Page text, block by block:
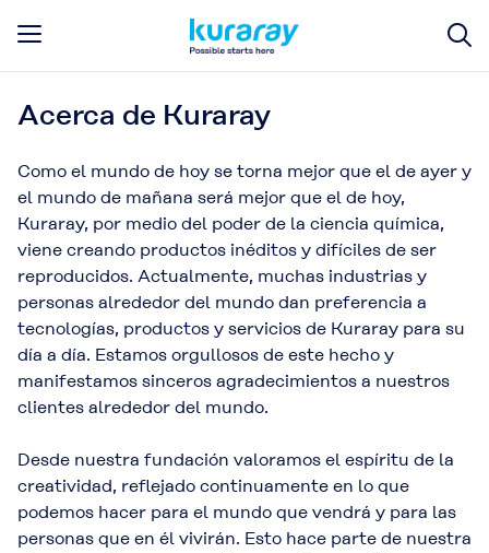
Acerca de Kuraray
Como el mundo de hoy se torna mejor que el de ayer y
el mundo de mañana será mejor que el de hoy,
Kuraray, por medio del poder de la ciencia química,
viene creando productos inéditos y difíciles de ser
reproducidos. Actualmente, muchas industrias y
personas alrededor del mundo dan preferencia a
tecnologías, productos y servicios de Kuraray para su
día a día. Estamos orgullosos de este hecho y
manifestamos sinceros agradecimientos a nuestros
clientes alrededor del mundo.
Desde nuestra fundación valoramos el espíritu de la
creatividad, reflejado continuamente en lo que
podemos hacer para el mundo que vendrá y para las
personas que en él vivirán. Esto hace parte de nuestra